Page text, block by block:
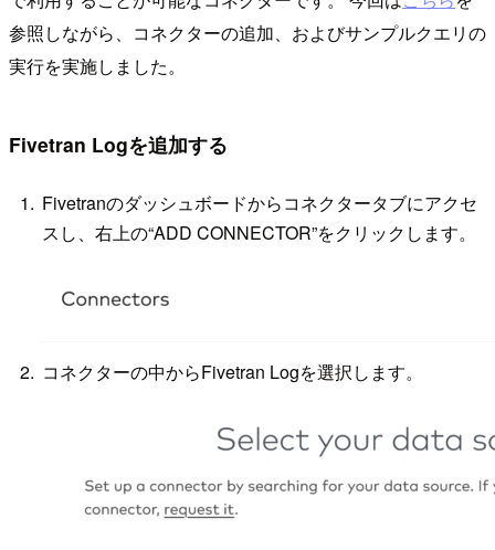
参照しながら、コネクターの追加、およびサンプルクエリの
実行を実施しました。
Fivetran Logを追加する
Fivetranのダッシュボードからコネクタータブにアクセ
スし、右上の“ADD CONNECTOR”をクリックします。
コネクターの中からFivetran Logを選択します。